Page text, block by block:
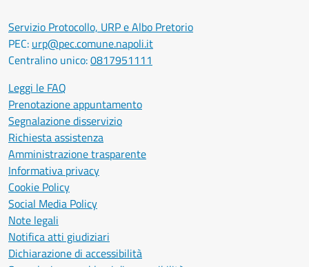
Servizio Protocollo, URP e Albo Pretorio
PEC: urp@pec.comune.napoli.it
Centralino unico:0817951111
Leggi le FAQ
Prenotazione appuntamento
Segnalazione disservizio
Richiesta assistenza
Amministrazione trasparente
Informativa privacy
Cookie Policy
Social Media Policy
Note legali
Notifica atti giudiziari
Dichiarazione di accessibilità